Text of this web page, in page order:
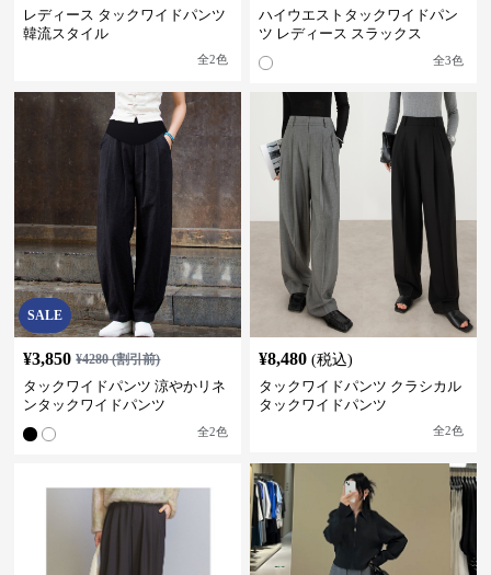
レディース タックワイドパンツ
韓流スタイル
全2色
ハイウエストタックワイドパン
ツ レディース スラックス
全3色
SALE
¥3,850 ¥4280(割引前)
タックワイドパンツ 涼やかリネ
ンタックワイドパンツ
全2色
¥8,480 (税込)
タックワイドパンツ クラシカル
タックワイドパンツ
全2色